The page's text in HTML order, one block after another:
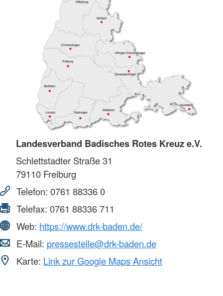
Landesverband Badisches Rotes Kreuz e.V.
Schlettstadter Straße 31
79110 Freiburg
Telefon: 0761 88336 0
Telefax: 0761 88336 711
Web: https://www.drk-baden.de/
E-Mail: pressestelle@drk-baden.de
Karte: Link zur Google Maps Ansicht